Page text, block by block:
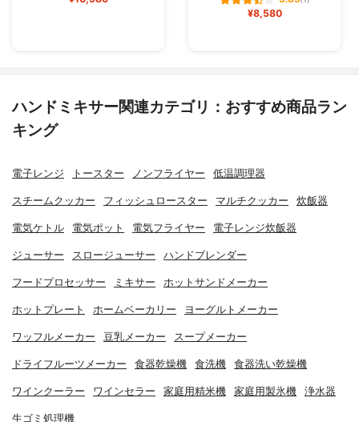
¥8,580
ハンドミキサー関連カテゴリ：おすすめ商品ラン
キング
電子レンジ トースター ノンフライヤー 低温調理器
スチームクッカー フィッシュロースター マルチクッカー 炊飯器
電気ケトル 電気ポット 電気フライヤー 電子レンジ炊飯器
ジューサー スロージューサー ハンドブレンダー
フードプロセッサー ミキサー ホットサンドメーカー
ホットプレート ホームベーカリー ヨーグルトメーカー
ワッフルメーカー 豆乳メーカー スープメーカー
ドライフルーツメーカー 食器乾燥機 食洗機 食器洗い乾燥機
ワインクーラー ワインセラー 家庭用精米機 家庭用製氷機 浄水器
生ゴミ処理機